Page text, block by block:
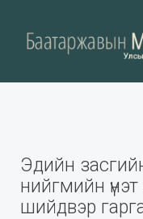
Эдийн
нийгмийн
шийдвэр